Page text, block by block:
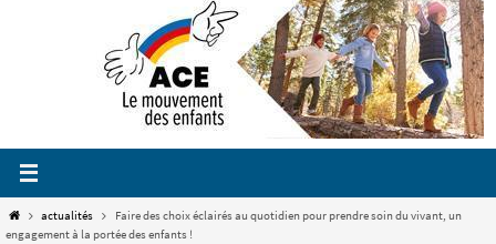
Homeactualités
Faire des choix éclairés au quotidien pour prendre soin du vivant, un
engagement à la portée des enfants !